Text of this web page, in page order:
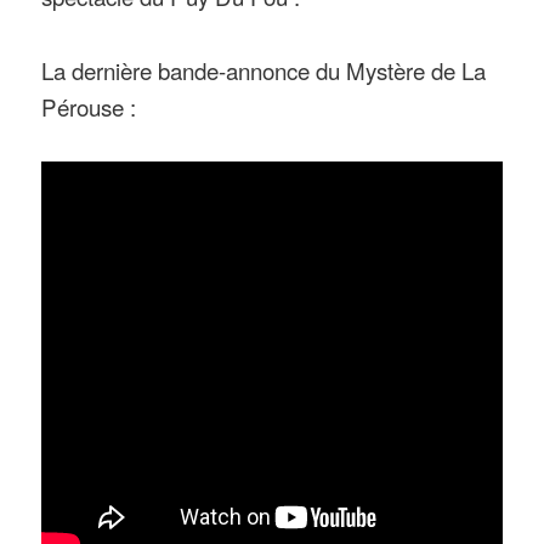
La dernière bande-annonce du Mystère de La
Pérouse :